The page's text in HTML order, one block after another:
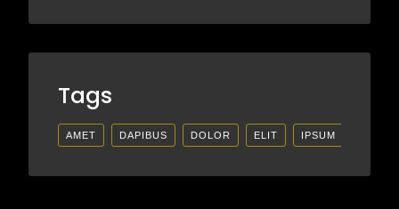
Tags
AMET DAPIBUS DOLOR ELIT IPSUM